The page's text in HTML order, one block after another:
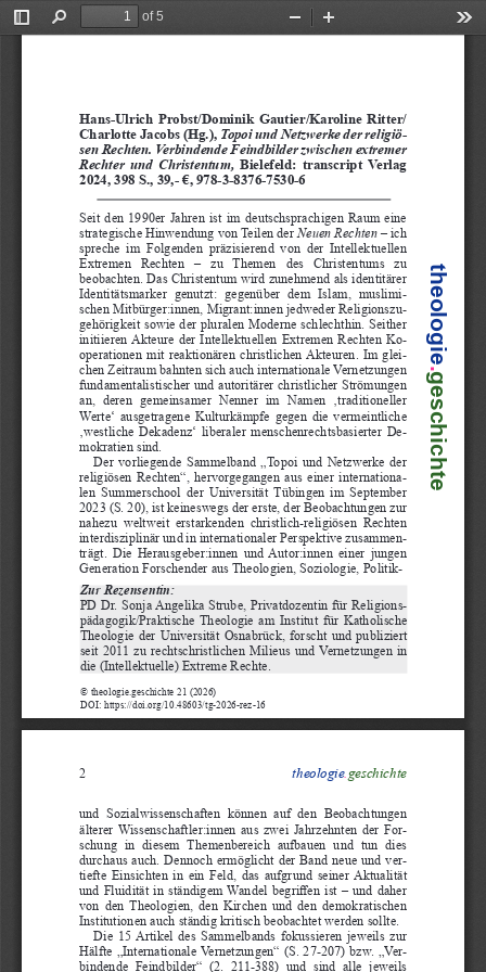
Toggle
Find
of 5
Zoom
© theologie.geschichte 21 (2026)
DOI: https://doi.org/10.48603/tg-2026-rez-16
theologie
.
geschichte
Hans-Ulrich  Probst/Dominik  Gautier/Karoline  Ritter/
Charlotte Jacobs (Hg.), Topoi und Netzwerke der religiö-
sen Rechten. Verbindende Feindbilder zwischen extremer
Rechter  und  Christentum, Bielefeld:  transcript  Verlag
2024, 398 S., 39,- €, 978-3-8376-7530-6
Seit  den  1990er  Jahren  ist  im  deutschsprachigen  Raum  eine
strategische Hinwendung von Teilen der Neuen Rechten – ich
spreche  im  Folgenden  präzisierend  von  der Intellektuellen
Extremen   Rechten   –   zu   Themen   des   Christentums   zu
beobachten. Das Christentum wird zunehmend als identitärer
Identitätsmarker  genutzt:  gegenüber  dem  Islam,  muslimi-
schen Mitbürger:innen, Migrant:innen jedweder Religionszu-
gehörigkeit sowie der pluralen Moderne schlechthin. Seither
initiieren  Akteure  der  Intellektuellen  Extremen  Rechten  Ko-
operationen  mit  reaktionären  christlichen  Akteuren.  Im  glei-
chen Zeitraum bahnten sich auch internationale Vernetzungen
fundamentalistischer und autoritärer christlicher Strömungen
an,  deren  gemeinsamer  Nenner  im  Namen  ‚traditioneller
Werte‘  ausgetragene  Kulturkämpfe  gegen  die  vermeintliche
‚westliche  Dekadenz‘  liberaler  menschenrechtsbasierter  De-
mokratien sind.
Der  vorliegende  Sammelband  „Topoi  und  Netzwerke  der
religiösen  Rechten“,  hervorgegangen  aus  einer  internationa-
len  Summerschool  der  Universität  Tübingen  im  September
2023 (S. 20), ist keineswegs der erste, der Beobachtungen zur
nahezu  weltweit  erstarkenden  christlich-religiösen  Rechten
interdisziplinär und in internationaler Perspektive zusammen-
trägt.  Die  Herausgeber:innen  und  Autor:innen  einer  jungen
Generation Forschender aus Theologien, Soziologie, Politik-
Zur Rezensentin:
PD Dr. Sonja Angelika Strube, Privatdozentin für Religions-
pädagogik/Praktische  Theologie  am  Institut  für  Katholische
Theologie  der  Universität  Osnabrück,  forscht  und  publiziert
seit  2011  zu  rechtschristlichen  Milieus  und  Vernetzungen  in
die (Intellektuelle) Extreme Rechte.
2 theologie. geschichte
und  Sozialwissenschaften  können  auf  den  Beobachtungen
älterer  Wissenschaftler:innen  aus  zwei  Jahrzehnten  der  For-
schung  in  diesem  Themenbereich  aufbauen  und  tun  dies
durchaus auch. Dennoch ermöglicht der Band neue und ver-
tiefte  Einsichten  in  ein  Feld,  das  aufgrund  seiner  Aktualität
und Fluidität in ständigem Wandel begriffen ist – und daher
von  den  Theologien,  den  Kirchen  und  den  demokratischen
Institutionen auch ständig kritisch beobachtet werden sollte.
Die  15  Artikel  des  Sammelbands  fokussieren  jeweils  zur
Hälfte „Internationale Vernetzungen“ (S. 27-207) bzw. „Ver-
bindende  Feindbilder“  (2.  211-388)  und  sind  alle  jeweils